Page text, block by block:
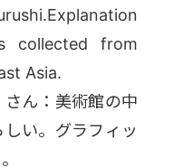
collected from
Asia.
ん：美術館の中
い。グラフィッ